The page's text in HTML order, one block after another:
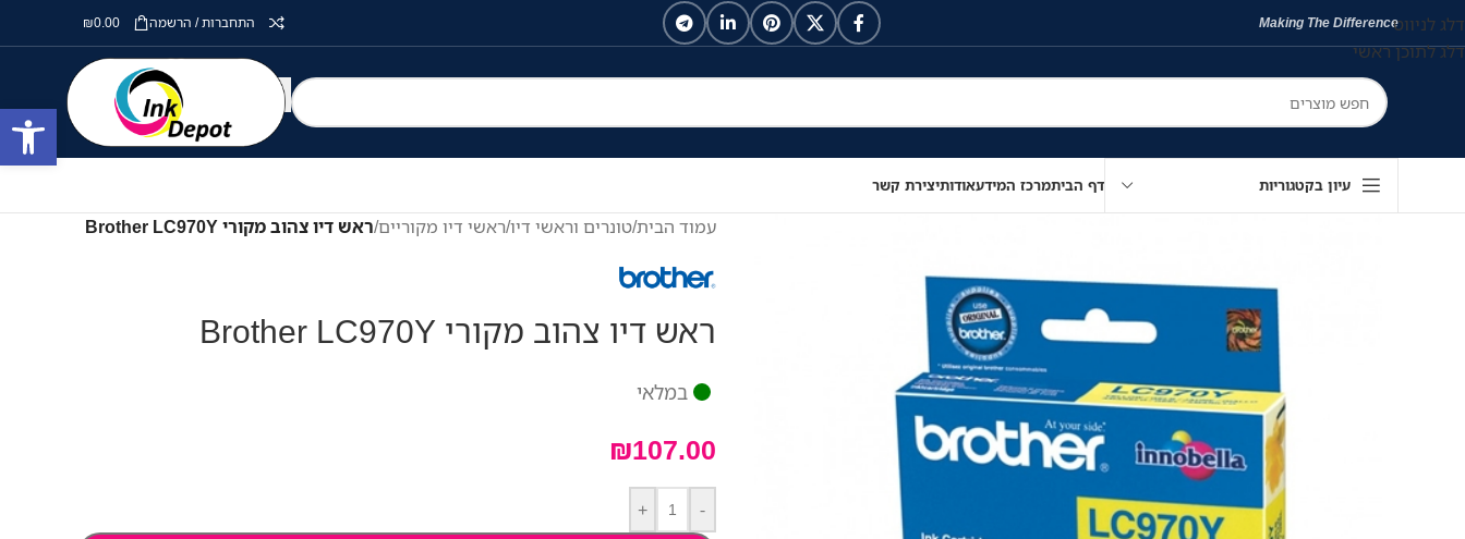
דלג לניווט
דלג לתוכן ראשי
Making The Difference התחברות / הרשמה ₪0.00
עיון בקטגוריות דף הביתמרכז המידעאודותיצירת קשר
עמוד הבית/טונרים וראשי דיו/ראשי דיו מקוריים/ראש דיו צהוב מקורי Brother LC970Y
ראש דיו צהוב מקורי Brother LC970Y
במלאי
₪107.00
-
+
פתח